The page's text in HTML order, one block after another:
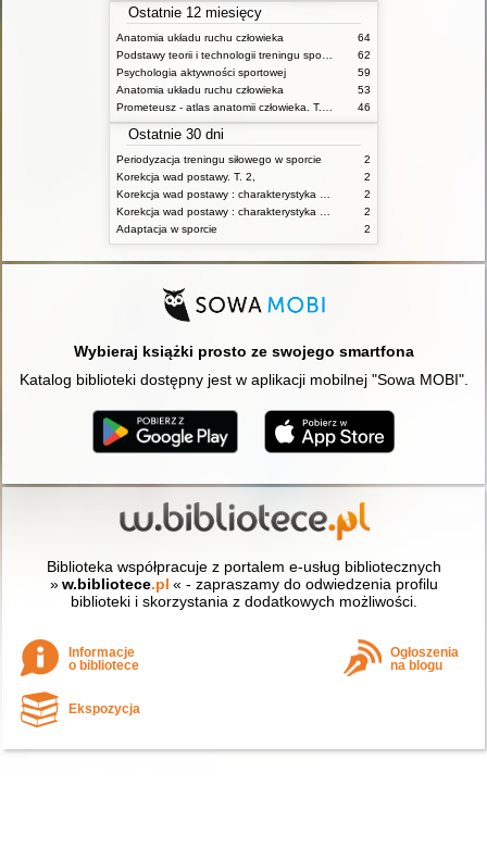
Ostatnie 12 miesięcy
Anatomia układu ruchu człowieka
64
62
Psychologia aktywności sportowej
59
Anatomia układu ruchu człowieka
53
46
Ostatnie 30 dni
Periodyzacja treningu siłowego w sporcie
2
Korekcja wad postawy. T. 2,
2
2
2
Adaptacja w sporcie
2
Wybieraj książki prosto ze swojego smartfona
Katalog biblioteki dostępny jest w aplikacji mobilnej "Sowa MOBI".
Biblioteka współpracuje z portalem e-usług bibliotecznych
» w.bibliotece.pl « - zapraszamy do odwiedzenia profilu
biblioteki i skorzystania z dodatkowych możliwości.
Informacje
o bibliotece
Ogłoszenia
na blogu
Ekspozycja